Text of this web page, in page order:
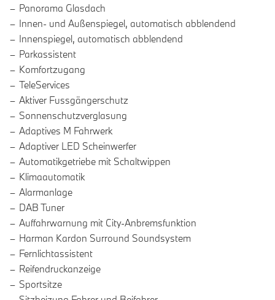
Panorama Glasdach
Innen- und Außenspiegel, automatisch abblendend
Innenspiegel, automatisch abblendend
Parkassistent
Komfortzugang
TeleServices
Aktiver Fussgängerschutz
Sonnenschutzverglasung
Adaptives M Fahrwerk
Adaptiver LED Scheinwerfer
Automatikgetriebe mit Schaltwippen
Klimaautomatik
Alarmanlage
DAB Tuner
Auffahrwarnung mit City-Anbremsfunktion
Harman Kardon Surround Soundsystem
Fernlichtassistent
Reifendruckanzeige
Sportsitze